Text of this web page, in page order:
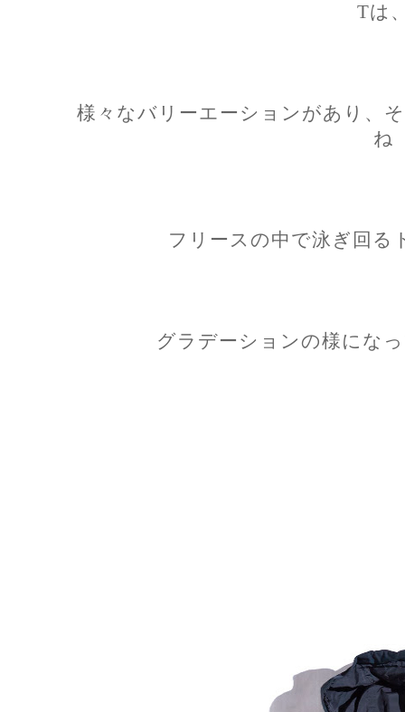
Tは
様々なバリーエーションがあり、
ね
フリースの中で泳ぎ回る
グラデーションの様にな